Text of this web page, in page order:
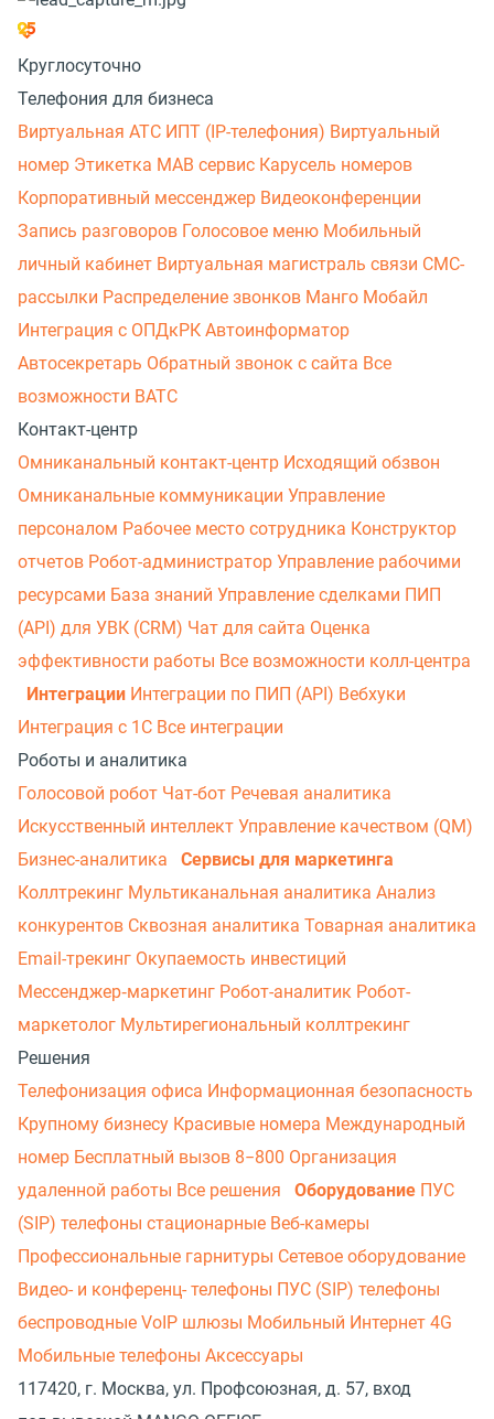
Круглосуточно
Телефония для бизнеса
Виртуальная АТС ИПТ (IP-телефония) Виртуальный
номер Этикетка МАВ сервис Карусель номеров
Корпоративный мессенджер Видеоконференции
Запись разговоров Голосовое меню Мобильный
личный кабинет Виртуальная магистраль связи СМС-
рассылки Распределение звонков Манго Мобайл
Интеграция с ОПДкРК Автоинформатор
Автосекретарь Обратный звонок с сайта Все
возможности ВАТС
Контакт-центр
Омниканальный контакт-центр Исходящий обзвон
Омниканальные коммуникации Управление
персоналом Рабочее место сотрудника Конструктор
отчетов Робот-администратор Управление рабочими
ресурсами База знаний Управление сделками ПИП
(API) для УВК (CRM) Чат для сайта Оценка
эффективности работы Все возможности колл-центра
Интеграции Интеграции по ПИП (API) Вебхуки
Интеграция с 1С Все интеграции
Роботы и аналитика
Голосовой робот Чат-бот Речевая аналитика
Искусственный интеллект Управление качеством (QM)
Бизнес-аналитика
Сервисы для маркетинга
Коллтрекинг Мультиканальная аналитика Анализ
конкурентов Сквозная аналитика Товарная аналитика
Email-трекинг Окупаемость инвестиций
Мессенджер‑маркетинг Робот-аналитик Робот-
маркетолог Мультирегиональный коллтрекинг
Решения
Телефонизация офиса Информационная безопасность
Крупному бизнесу Красивые номера Международный
номер Бесплатный вызов 8−800 Организация
удаленной работы Все решения Оборудование ПУС
(SIP) телефоны стационарные Веб-камеры
Профессиональные гарнитуры Сетевое оборудование
Видео- и конференц- телефоны ПУС (SIP) телефоны
беспроводные VoIP шлюзы Мобильный Интернет 4G
Мобильные телефоны Аксессуары
117420, г. Москва, ул. Профсоюзная, д. 57, вход